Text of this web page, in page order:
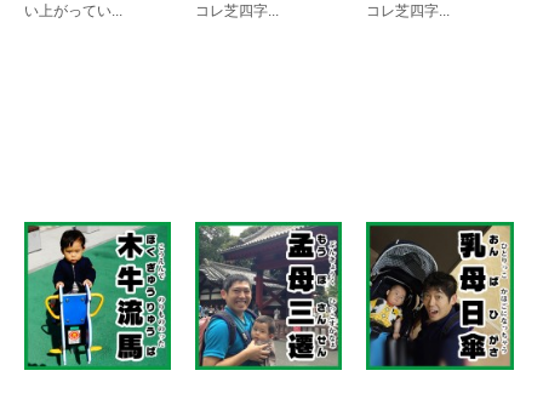
い上がってい...
コレ芝四字...
コレ芝四字...